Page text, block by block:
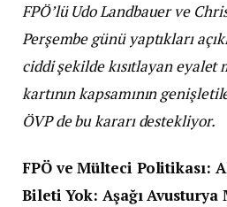
FPÖ’lü Udo Landbauer ve
Perşembe günü yaptıkları
ciddi şekilde kısıtlayan eyalet
kartının kapsamının
ÖVP de bu kararı destekliyor.
FPÖ ve Mülteci Politikası:
Bileti Yok: Aşağı Avusturya